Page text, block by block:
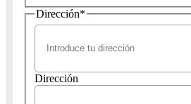
Dirección*
Dirección